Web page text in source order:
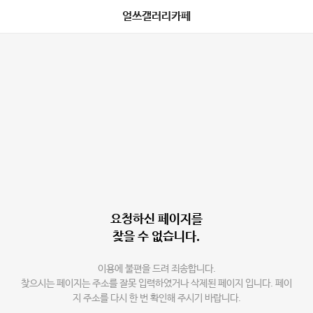
얼쓰갤러리카페
요청하신 페이지를
찾을 수 없습니다.
이용에 불편을 드려 죄송합니다.
찾으시는 페이지는 주소를 잘못 입력하였거나 삭제된 페이지 입니다. 페이
지 주소를 다시 한 번 확인해 주시기 바랍니다.